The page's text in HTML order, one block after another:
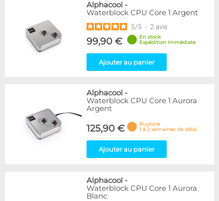
Alphacool -
Waterblock CPU Core 1 Argent
5/5 - 2 avis
99,90 €
En stock
Expédition immédiate
Ajouter au panier
Alphacool -
Waterblock CPU Core 1 Aurora
Argent
125,90 €
Rupture
1 à 2 semaines de délai
Ajouter au panier
Alphacool -
Waterblock CPU Core 1 Aurora
Blanc